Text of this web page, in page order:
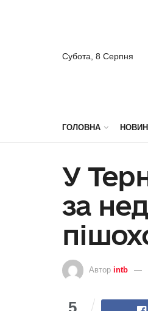
Субота, 8 Серпня
ГОЛОВНА
У
за
Автор intb
5